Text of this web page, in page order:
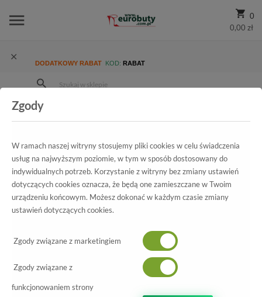
0
0,00 zł
DODATKOWY RABAT KOD: RABAT
05/08/2026 18:30
BLOG
Zgody
W ramach naszej witryny stosujemy pliki cookies w celu świadczenia
usług na najwyższym poziomie, w tym w sposób dostosowany do
indywidualnych potrzeb. Korzystanie z witryny bez zmiany ustawień
dotyczących cookies oznacza, że będą one zamieszczane w Twoim
urządzeniu końcowym. Możesz dokonać w każdym czasie zmiany
ustawień dotyczących cookies.
Zgody związane z marketingiem
Zgody związane z
funkcjonowaniem strony